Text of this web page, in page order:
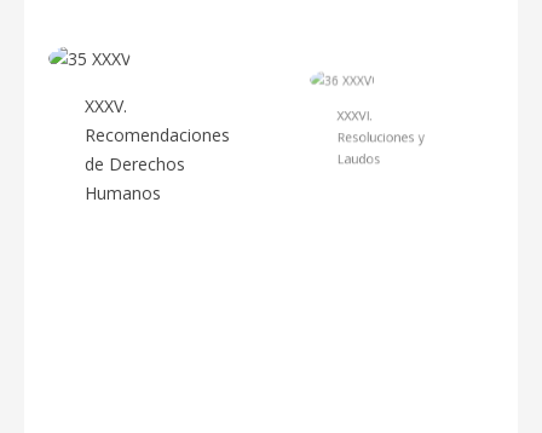
XXXV.
Recomendaciones
de Derechos
Humanos
XXXVI.
Resoluciones y
Laudos